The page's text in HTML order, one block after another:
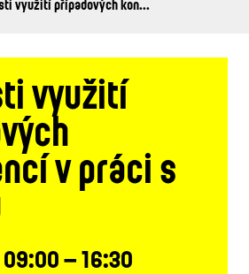
využití případových kon...
využití
v práci s
– 16:30